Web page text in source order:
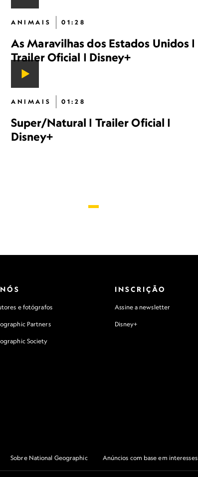
ANIMAIS 01:28
As Maravilhas dos Estados Unidos |
Trailer Oficial | Disney+
ANIMAIS 01:28
Super/Natural | Trailer Oficial |
Disney+
e fotógrafos
Partners
Society
INSCRIÇÃO
Assine a newsletter
Disney+
Sobre National Geographic Anúncios com base em interesses